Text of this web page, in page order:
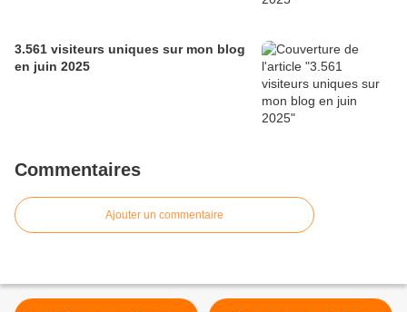
3.561 visiteurs uniques sur mon blog
en juin 2025
Commentaires
Ajouter un commentaire